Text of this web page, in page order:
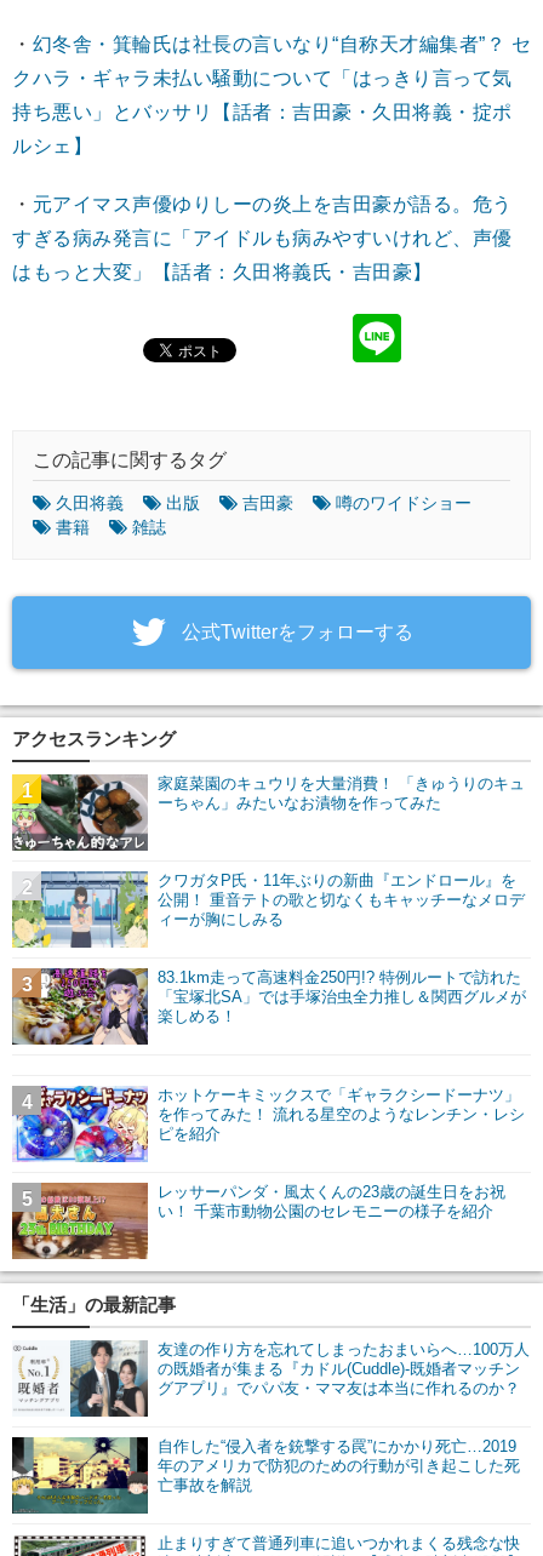
・ 幻冬舎・箕輪氏は社長の言いなり“自称天才編集者”？ セ
クハラ・ギャラ未払い騒動について「はっきり言って気
持ち悪い」とバッサリ【話者：吉田豪・久田将義・掟ポ
ルシェ】
・ 元アイマス声優ゆりしーの炎上を吉田豪が語る。危う
すぎる病み発言に「アイドルも病みやすいけれど、声優
はもっと大変」【話者：久田将義氏・吉田豪】
この記事に関するタグ
久田将義 出版 吉田豪
噂のワイドショー
書籍
雑誌
‎公式Twitterをフォローする
アクセスランキング
家庭菜園のキュウリを大量消費！ 「きゅうりのキュ
ーちゃん」みたいなお漬物を作ってみた
1
クワガタP氏・11年ぶりの新曲『エンドロール』を
公開！ 重音テトの歌と切なくもキャッチーなメロデ
ィーが胸にしみる
2
83.1km走って高速料金250円!? 特例ルートで訪れた
「宝塚北SA」では手塚治虫全力推し＆関西グルメが
楽しめる！
3
ホットケーキミックスで「ギャラクシードーナツ」
を作ってみた！ 流れる星空のようなレンチン・レシ
ピを紹介
4
レッサーパンダ・風太くんの23歳の誕生日をお祝
い！ 千葉市動物公園のセレモニーの様子を紹介
5
「生活」の最新記事
友達の作り方を忘れてしまったおまいらへ…100万人
の既婚者が集まる『カドル(Cuddle)-既婚者マッチン
グアプリ』でパパ友・ママ友は本当に作れるのか？
自作した“侵入者を銃撃する罠”にかかり死亡…2019
年のアメリカで防犯のための行動が引き起こした死
亡事故を解説
止まりすぎて普通列車に追いつかれまくる残念な快